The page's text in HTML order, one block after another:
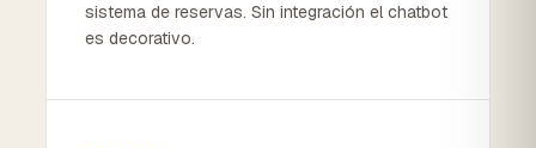
sistema de reservas. Sin integración el chatbot
es decorativo.